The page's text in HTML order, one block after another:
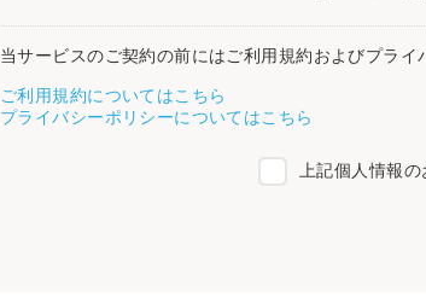
当サービスのご契約の前にはご利用規約およびプライ
ご利用規約についてはこちら
プライバシーポリシーについてはこちら
上記個人情報